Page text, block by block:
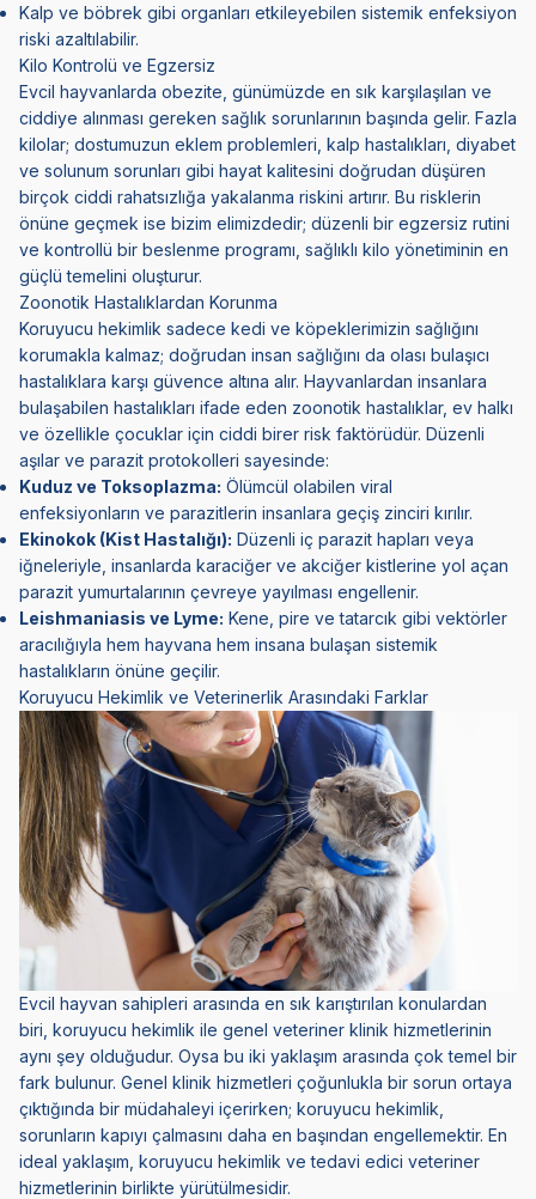
Kalp ve böbrek gibi organları etkileyebilen sistemik enfeksiyon
riski azaltılabilir.
Kilo Kontrolü ve Egzersiz
Evcil hayvanlarda obezite , günümüzde en sık karşılaşılan ve
ciddiye alınması gereken sağlık sorunlarının başında gelir. Fazla
kilolar; dostumuzun eklem problemleri, kalp hastalıkları, diyabet
ve solunum sorunları gibi hayat kalitesini doğrudan düşüren
birçok ciddi rahatsızlığa yakalanma riskini artırır. Bu risklerin
önüne geçmek ise bizim elimizdedir; düzenli bir egzersiz rutini
ve kontrollü bir beslenme programı, sağlıklı kilo yönetiminin en
güçlü temelini oluşturur.
Zoonotik Hastalıklardan Korunma
Koruyucu hekimlik sadece kedi ve köpeklerimizin sağlığını
korumakla kalmaz; doğrudan insan sağlığını da olası bulaşıcı
hastalıklara karşı güvence altına alır. Hayvanlardan insanlara
bulaşabilen hastalıkları ifade eden zoonotik hastalıklar, ev halkı
ve özellikle çocuklar için ciddi birer risk faktörüdür. Düzenli
aşılar ve parazit protokolleri sayesinde:
Kuduz ve Toksoplazma: Ölümcül olabilen viral
enfeksiyonların ve parazitlerin insanlara geçiş zinciri kırılır.
Ekinokok (Kist Hastalığı): Düzenli iç parazit hapları veya
iğneleriyle, insanlarda karaciğer ve akciğer kistlerine yol açan
parazit yumurtalarının çevreye yayılması engellenir.
Leishmaniasis ve Lyme: Kene, pire ve tatarcık gibi vektörler
aracılığıyla hem hayvana hem insana bulaşan sistemik
hastalıkların önüne geçilir.
Koruyucu Hekimlik ve Veterinerlik Arasındaki Farklar
Evcil hayvan sahipleri arasında en sık karıştırılan konulardan
biri, koruyucu hekimlik ile genel veteriner klinik hizmetlerinin
aynı şey olduğudur. Oysa bu iki yaklaşım arasında çok temel bir
fark bulunur. Genel klinik hizmetleri çoğunlukla bir sorun ortaya
çıktığında bir müdahaleyi içerirken; koruyucu hekimlik,
sorunların kapıyı çalmasını daha en başından engellemektir. En
ideal yaklaşım, koruyucu hekimlik ve tedavi edici veteriner
hizmetlerinin birlikte yürütülmesidir.